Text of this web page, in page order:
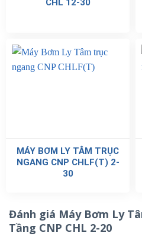
CHL 12-30
MÁY BƠM LY TÂM TRỤC
NGANG CNP CHLF(T) 2-
30
Đánh giá Máy Bơm Ly
Tầng CNP CHL 2-20